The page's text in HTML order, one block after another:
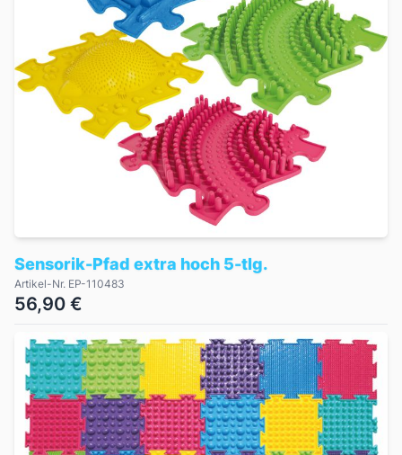
Sensorik-Pfad extra hoch 5-tlg.
Artikel-Nr. EP-110483
56,90 €